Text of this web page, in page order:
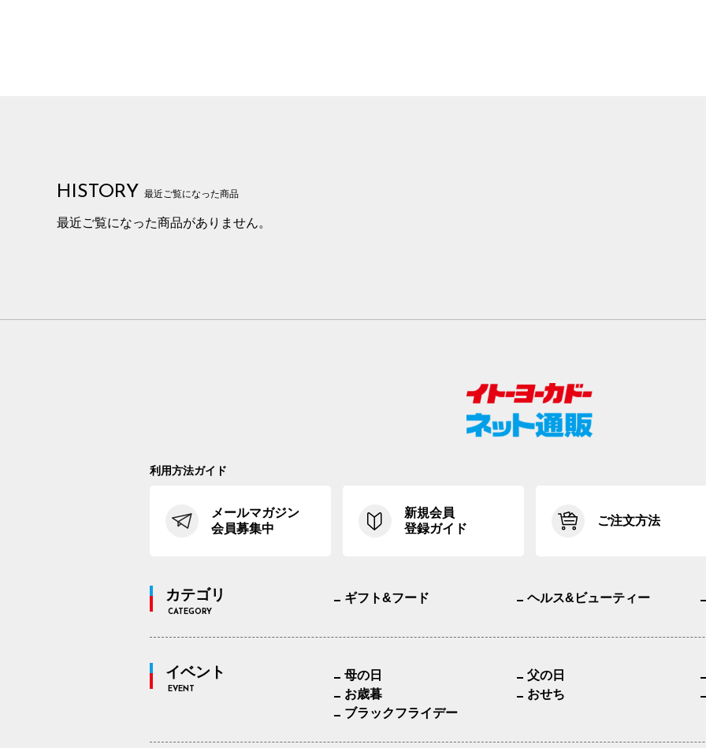
HISTORY 最近ご覧になった商品
最近ご覧になった商品がありません。
利用方法ガイド
メールマガジン
会員募集中
新規会員
登録ガイド
ご注文方法
カテゴリ
CATEGORY
ギフト&フード ヘルス&ビューティー
イベント
EVENT
母の日 父の日
お歳暮
おせち
ブラックフライデー